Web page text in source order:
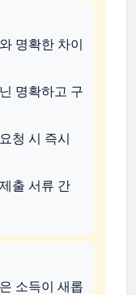
명확한 차이
명확하고 구
청 시 즉시
출 서류 간
소득이 새롭